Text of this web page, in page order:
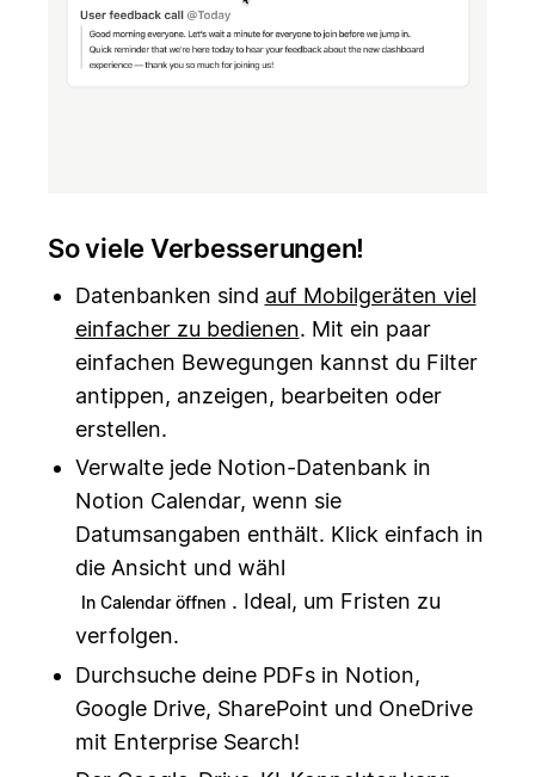
So viele Verbesserungen!
Datenbanken sind auf Mobilgeräten viel
einfacher zu bedienen. Mit ein paar
einfachen Bewegungen kannst du Filter
antippen, anzeigen, bearbeiten oder
erstellen.
Verwalte jede Notion-Datenbank in
Notion Calendar, wenn sie
Datumsangaben enthält. Klick einfach in
die Ansicht und wähl
In Calendar öffnen . Ideal, um Fristen zu
verfolgen.
Durchsuche deine PDFs in Notion,
Google Drive, SharePoint und OneDrive
mit Enterprise Search!